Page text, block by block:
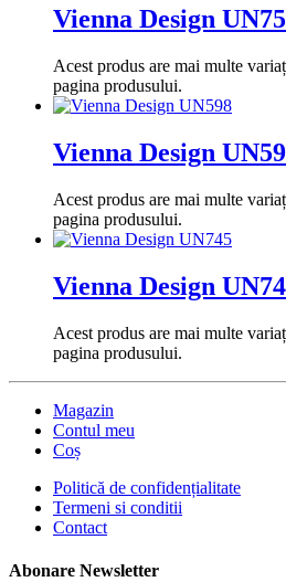
Vienna Design
Acest produs are mai multe
pagina produsului.
Vienna Design
Acest produs are mai multe
pagina produsului.
Vienna Design
Acest produs are mai multe
pagina produsului.
Magazin
Contul meu
Coș
Politică de confidențialitate
Termeni si conditii
Contact
Abonare Newsletter